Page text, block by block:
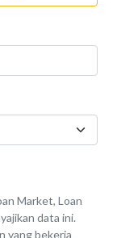
Market, Loan
data ini.
yang bekerja